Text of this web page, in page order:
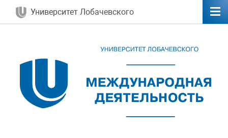
Университет Лобачевского